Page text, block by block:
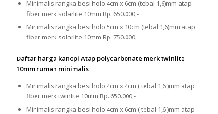
Minimalis rangka besi holo 4cm x 6cm (tebal 1,6)mm atap
fiber merk solarlite 10mm Rp. 650.000,-
Minimalis rangka besi holo 5cm x 10cm (tebal 1,6)mm atap
fiber merk solarlite 10mm Rp. 750.000,-
Daftar harga kanopi Atap polycarbonate merk twinlite
10mm rumah minimalis
Minimalis rangka besi holo 4cm x 4cm ( tebal 1,6 )mm atap
fiber merk twinlite 10mm Rp. 650.000,-
Minimalis rangka besi holo 4cm x 6cm ( tebal 1,6 )mm atap